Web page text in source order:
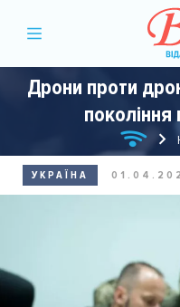
Дрони проти
УКРАЇНА